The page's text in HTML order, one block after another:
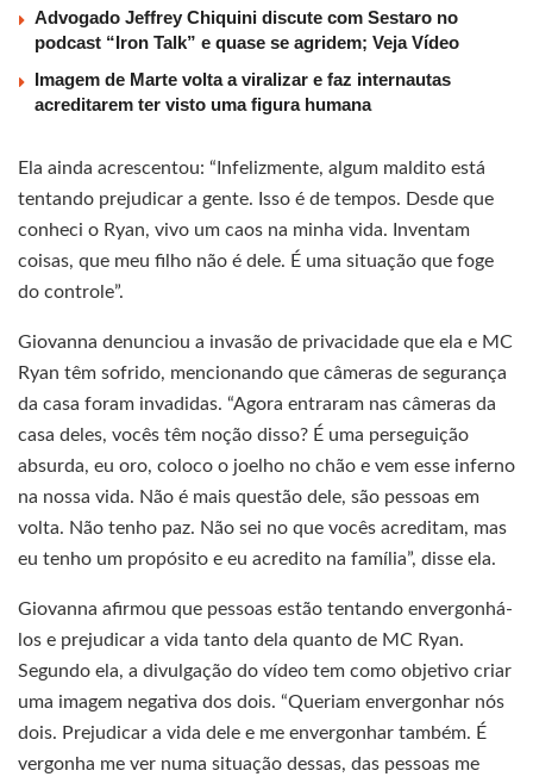
Advogado Jeffrey Chiquini discute com Sestaro no
podcast “Iron Talk” e quase se agridem; Veja Vídeo
Imagem de Marte volta a viralizar e faz internautas
acreditarem ter visto uma figura humana
Ela ainda acrescentou: “Infelizmente, algum maldito está
tentando prejudicar a gente. Isso é de tempos. Desde que
conheci o Ryan, vivo um caos na minha vida. Inventam
coisas, que meu filho não é dele. É uma situação que foge
do controle”.
Giovanna denunciou a invasão de privacidade que ela e MC
Ryan têm sofrido, mencionando que câmeras de segurança
da casa foram invadidas. “Agora entraram nas câmeras da
casa deles, vocês têm noção disso? É uma perseguição
absurda, eu oro, coloco o joelho no chão e vem esse inferno
na nossa vida. Não é mais questão dele, são pessoas em
volta. Não tenho paz. Não sei no que vocês acreditam, mas
eu tenho um propósito e eu acredito na família”, disse ela.
Giovanna afirmou que pessoas estão tentando envergonhá-
los e prejudicar a vida tanto dela quanto de MC Ryan.
Segundo ela, a divulgação do vídeo tem como objetivo criar
uma imagem negativa dos dois. “Queriam envergonhar nós
dois. Prejudicar a vida dele e me envergonhar também. É
vergonha me ver numa situação dessas, das pessoas me